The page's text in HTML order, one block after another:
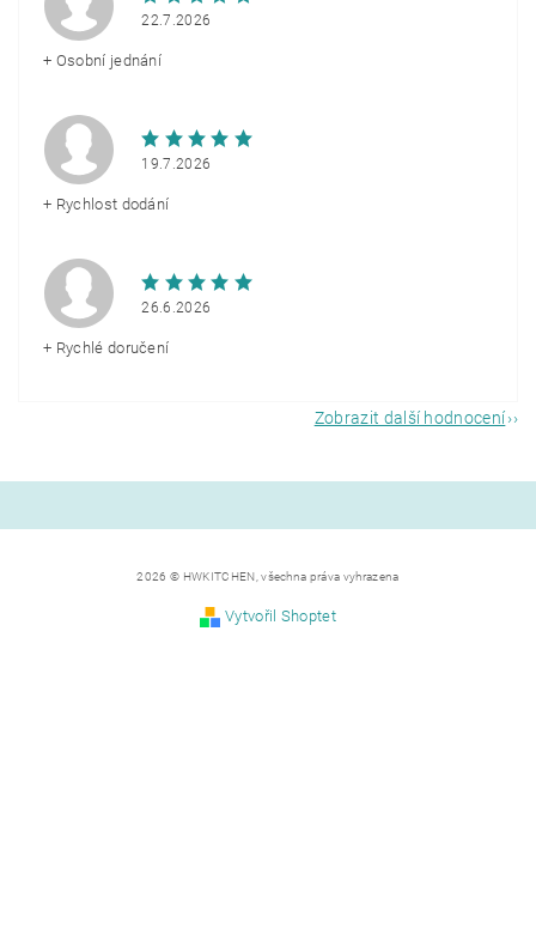
22.7.2026
+ Osobní jednání
19.7.2026
+ Rychlost dodání
26.6.2026
+ Rychlé doručení
Zobrazit další hodnocení
2026 © HWKITCHEN, všechna práva vyhrazena
Vytvořil Shoptet